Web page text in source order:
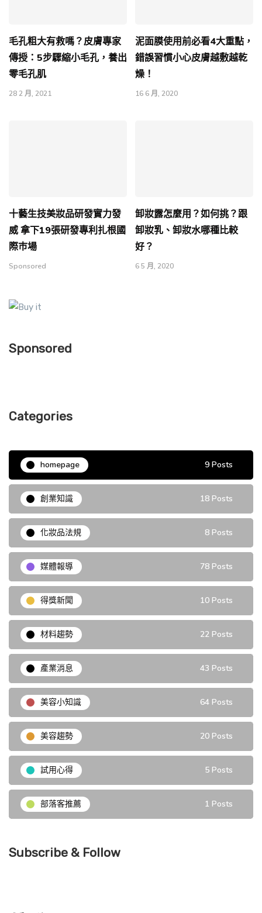
毛孔粗大有救嗎？皮膚專家
傳授：5步驟縮小毛孔，養出
零毛孔肌
28 2 月, 2021
泥面膜使用前必看4大重點，
錯誤習慣小心皮膚越敷越乾
燥！
16 6 月, 2020
十藝生技美妝品研發實力發
威 拿下19張研發專利扎根國
際巿場
Sponsored
卸妝露怎麼用？如何挑？跟
卸妝乳、卸妝水哪種比較
好？
6 5 月, 2020
Sponsored
Categories
homepage 9 Posts
創業知識 18 Posts
化妝品法規 8 Posts
媒體報導 78 Posts
得獎新聞 10 Posts
材料趨勢 22 Posts
產業消息 43 Posts
美容小知識 64 Posts
美容趨勢 20 Posts
試用心得 5 Posts
部落客推薦 1 Posts
Subscribe & Follow